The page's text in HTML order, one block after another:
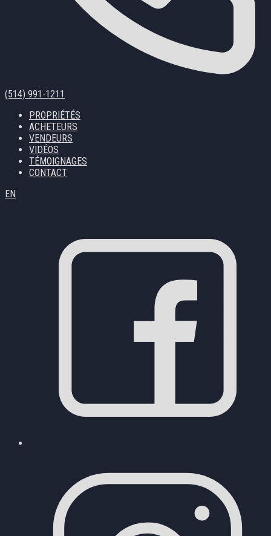
(514) 991-1211
PROPRIÉTÉS
ACHETEURS
VENDEURS
VIDÉOS
TÉMOIGNAGES
CONTACT
EN